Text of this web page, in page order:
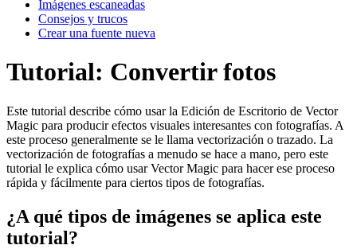
Imágenes escaneadas
Consejos y trucos
Crear una fuente nueva
Tutorial: Convertir fotos
Este tutorial describe cómo usar la Edición de Escritorio de Vector
Magic para producir efectos visuales interesantes con fotografías. A
este proceso generalmente se le llama vectorización o trazado. La
vectorización de fotografías a menudo se hace a mano, pero este
tutorial le explica cómo usar Vector Magic para hacer ese proceso
rápida y fácilmente para ciertos tipos de fotografías.
¿A qué tipos de imágenes se aplica este
tutorial?